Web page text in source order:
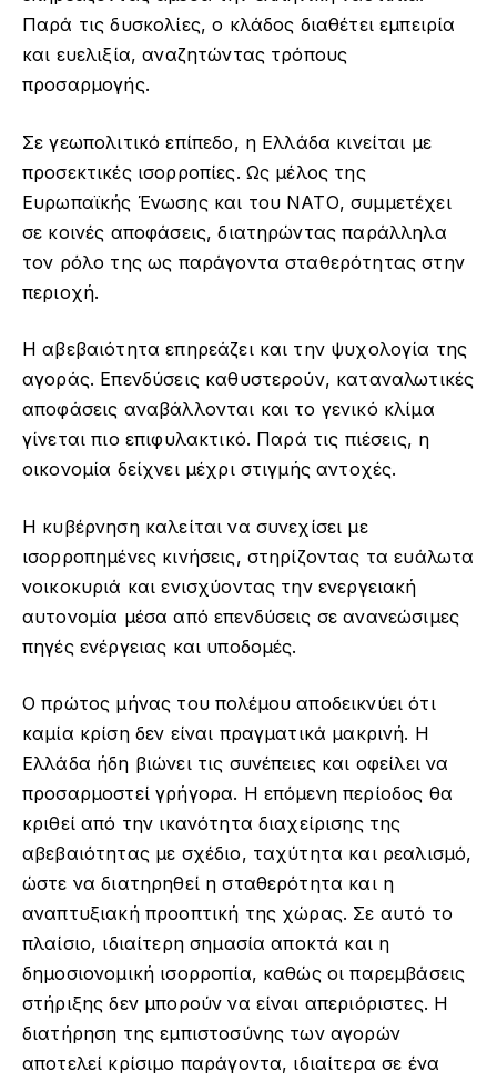
Παρά τις δυσκολίες, ο κλάδος διαθέτει εμπειρία
και ευελιξία, αναζητώντας τρόπους
προσαρμογής.
Σε γεωπολιτικό επίπεδο, η Ελλάδα κινείται με
προσεκτικές ισορροπίες. Ως μέλος της
Ευρωπαϊκής Ένωσης και του ΝΑΤΟ, συμμετέχει
σε κοινές αποφάσεις, διατηρώντας παράλληλα
τον ρόλο της ως παράγοντα σταθερότητας στην
περιοχή.
Η αβεβαιότητα επηρεάζει και την ψυχολογία της
αγοράς. Επενδύσεις καθυστερούν, καταναλωτικές
αποφάσεις αναβάλλονται και το γενικό κλίμα
γίνεται πιο επιφυλακτικό. Παρά τις πιέσεις, η
οικονομία δείχνει μέχρι στιγμής αντοχές.
Η κυβέρνηση καλείται να συνεχίσει με
ισορροπημένες κινήσεις, στηρίζοντας τα ευάλωτα
νοικοκυριά και ενισχύοντας την ενεργειακή
αυτονομία μέσα από επενδύσεις σε ανανεώσιμες
πηγές ενέργειας και υποδομές.
Ο πρώτος μήνας του πολέμου αποδεικνύει ότι
καμία κρίση δεν είναι πραγματικά μακρινή. Η
Ελλάδα ήδη βιώνει τις συνέπειες και οφείλει να
προσαρμοστεί γρήγορα. Η επόμενη περίοδος θα
κριθεί από την ικανότητα διαχείρισης της
αβεβαιότητας με σχέδιο, ταχύτητα και ρεαλισμό,
ώστε να διατηρηθεί η σταθερότητα και η
αναπτυξιακή προοπτική της χώρας. Σε αυτό το
πλαίσιο, ιδιαίτερη σημασία αποκτά και η
δημοσιονομική ισορροπία, καθώς οι παρεμβάσεις
στήριξης δεν μπορούν να είναι απεριόριστες. Η
διατήρηση της εμπιστοσύνης των αγορών
αποτελεί κρίσιμο παράγοντα, ιδιαίτερα σε ένα